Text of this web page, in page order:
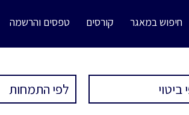
חיפוש במאגר קורסים טפסים והרשמה